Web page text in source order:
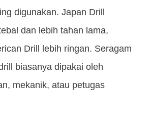
digunakan. Japan Drill
dan lebih tahan lama,
Drill lebih ringan. Seragam
biasanya dipakai oleh
mekanik, atau petugas